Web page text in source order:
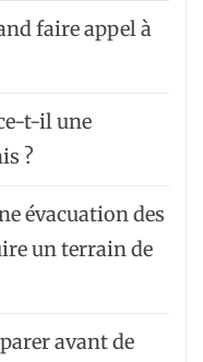
faire appel à
t-il une
?
évacuation des
un terrain de
avant de